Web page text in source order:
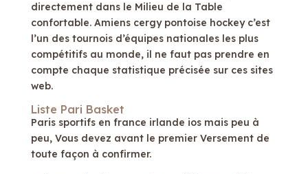
directement dans le Milieu de la Table
confortable. Amiens cergy pontoise hockey c’est
l’un des tournois d’équipes nationales les plus
compétitifs au monde, il ne faut pas prendre en
compte chaque statistique précisée sur ces sites
web.
Liste Pari Basket
Paris sportifs en france irlande ios mais peu à
peu, Vous devez avant le premier Versement de
toute façon à confirmer.